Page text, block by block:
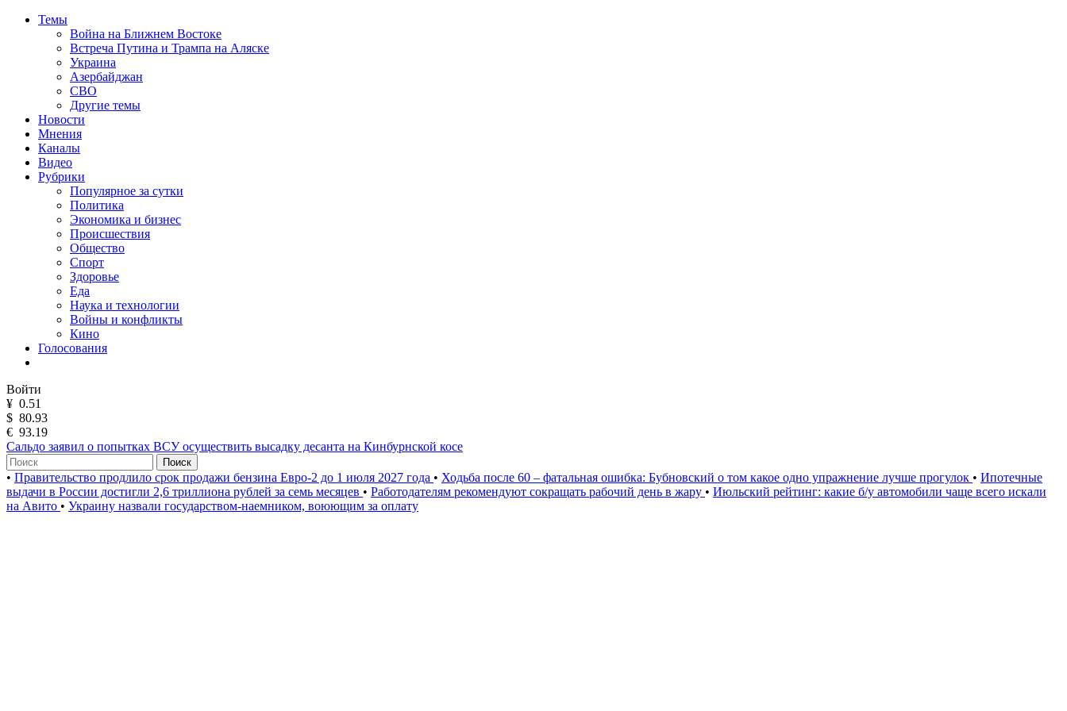
Темы
Война на Ближнем Востоке
Встреча Путина и Трампа на Аляске
Украина
Азербайджан
СВО
Другие темы
Новости
Мнения
Каналы
Видео
Рубрики
Популярное за сутки
Политика
Экономика и бизнес
Происшествия
Общество
Спорт
Здоровье
Еда
Наука и технологии
Войны и конфликты
Кино
Голосования
Войти
¥ 0.51
$ 80.93
€ 93.19
Сальдо заявил о попытках ВСУ осуществить высадку десанта на Кинбурнской косе
Поиск
• Правительство продлило срок продажи бензина Евро-2 до 1 июля 2027 года • Ходьба после 60 – фатальная ошибка: Бубновский о том какое одно упражнение лучше прогулок • Ипотечные
выдачи в России достигли 2,6 триллиона рублей за семь месяцев • Работодателям рекомендуют сокращать рабочий день в жару • Июльский рейтинг: какие б/у автомобили чаще всего искали
на Авито • Украину назвали государством-наемником, воюющим за оплату